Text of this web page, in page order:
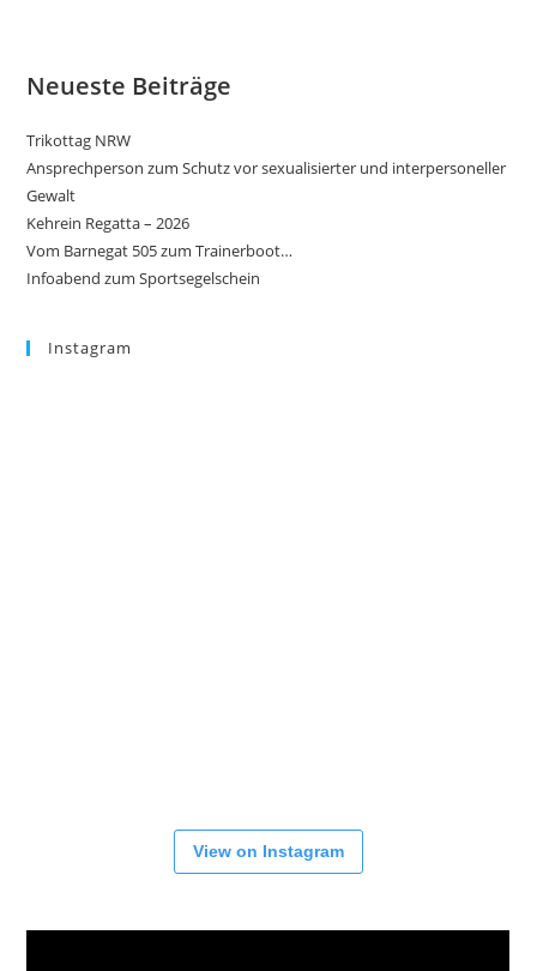
Neueste Beiträge
Trikottag NRW
Ansprechperson zum Schutz vor sexualisierter und interpersoneller
Gewalt
Kehrein Regatta – 2026
Vom Barnegat 505 zum Trainerboot…
Infoabend zum Sportsegelschein
Instagram
View on Instagram